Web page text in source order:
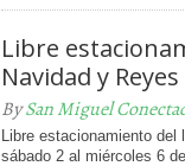
Libre
Navidad y Reyes
BySan Miguel
Libre estacionamiento del
sábado 2 al miércoles 6